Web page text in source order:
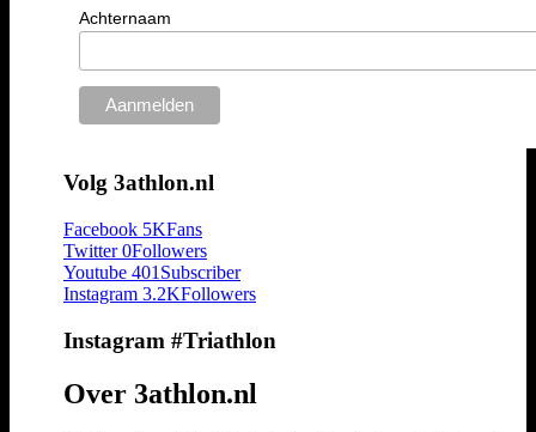
Achternaam
Volg 3athlon.nl
Facebook 5KFans
Twitter 0Followers
Youtube 401 Subscriber
Instagram 3.2KFollowers
Instagram #Triathlon
Over 3athlon.nl